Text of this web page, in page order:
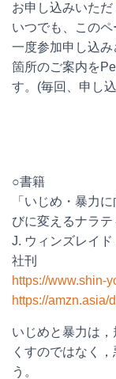
お申し込みいただ
いつでも、このペ
一度参加申し込
箇所のご案内を
す。(毎回、申し
○書籍
「いじめ・暴力
びに変えるナラテ
J. ウィンズレイ
社刊
https://www.shin-
https://amzn.asia/
いじめと暴力は
くすのではなく
う。